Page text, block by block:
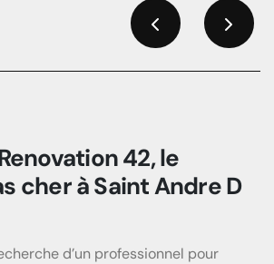
42, le
cher à Saint Andre D
d’un professionnel pour